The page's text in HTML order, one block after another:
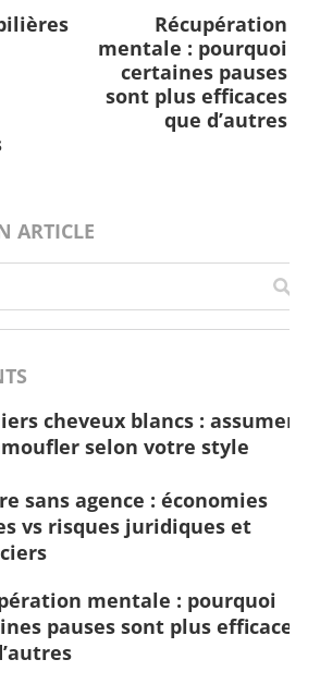
Récupération
mentale : pourquoi
certaines pauses
sont plus efficaces
que d’autres
ARTICLE
cheveux blancs : assumer
selon votre style
sans agence : économies
vs risques juridiques et
mentale : pourquoi
pauses sont plus efficaces